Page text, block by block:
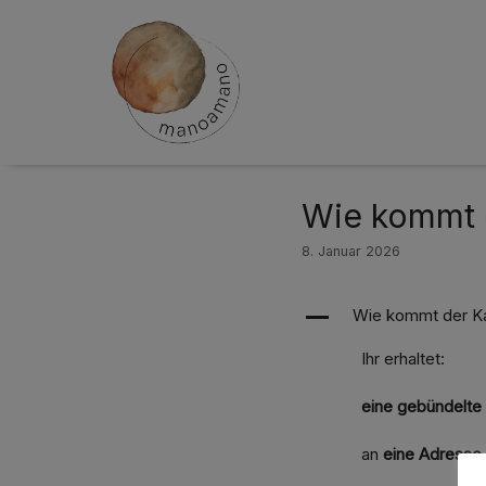
Wie kommt
8. Januar 2026
A Wie kommt der
Ihr erhaltet:
eine
an eine Adresse